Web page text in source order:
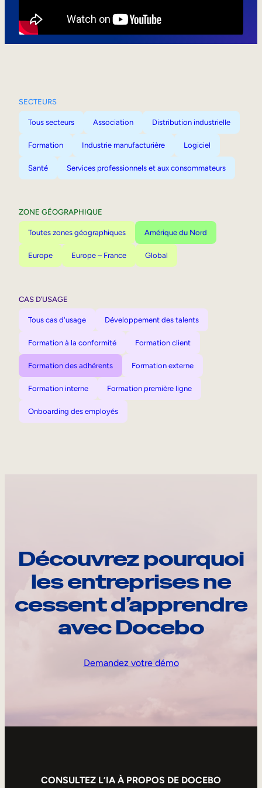
SECTEURS
Tous secteurs Association Distribution industrielle
Formation Industrie manufacturière Logiciel
Santé Services professionnels et aux consommateurs
ZONE GÉOGRAPHIQUE
Toutes zones géographiques Amérique du Nord
Europe Europe – France Global
CAS D’USAGE
Tous cas d'usage Développement des talents
Formation à la conformité Formation client
Formation des adhérents Formation externe
Formation interne Formation première ligne
Onboarding des employés
Découvrez pourquoi
les entreprises ne
cessent d’apprendre
avec Docebo
Demandez votre démo
CONSULTEZ L’IA À PROPOS DE DOCEBO